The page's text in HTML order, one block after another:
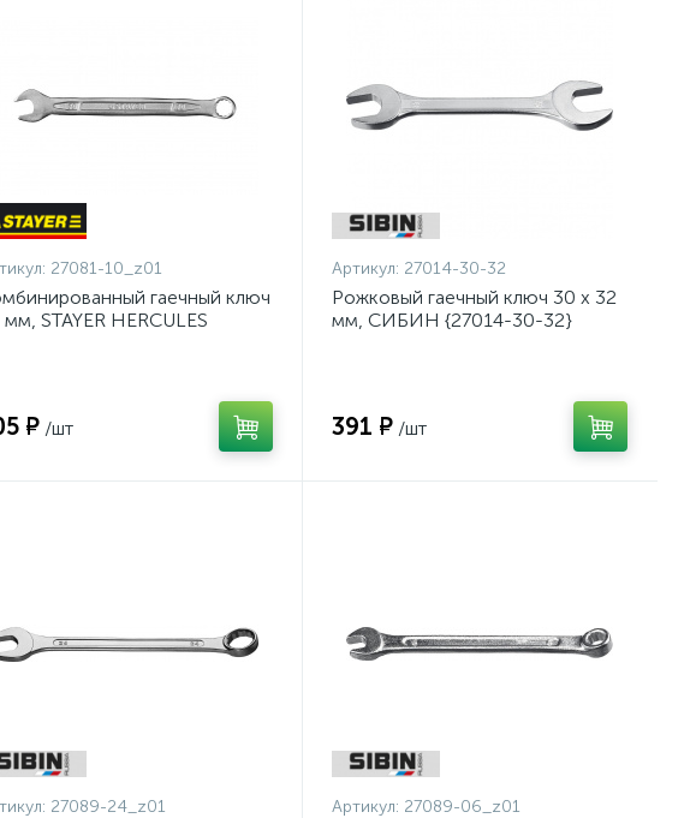
27081-10_z01
гаечный ключ
мм, STAYER HERCULES
₽ /шт
Артикул: 27014-30-32
Рожковый гаечный ключ 30 x 32
мм, СИБИН {27014-30-32}
391 ₽ /шт
27089-24_z01 Артикул: 27089-06_z01